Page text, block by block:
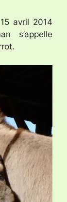
avril 2014
s’appelle